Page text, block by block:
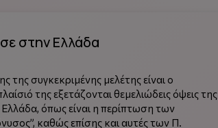
στην Ελλάδα
της συγκεκριμένης μελέτης είναι ο
της εξετάζονται θεμελιώδεις όψεις της
όπως είναι η περίπτωση των
καθώς επίσης και αυτές των Π.